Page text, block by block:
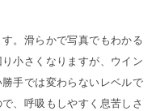
。滑らかで写真でもわかる
小さくなりますが、ウイン
手では変わらないレベルで
、呼吸もしやすく息苦しさ